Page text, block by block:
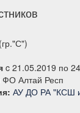
c 21.05.2019 по
ФО Алтай Респ
АУ ДО РА "КСШ